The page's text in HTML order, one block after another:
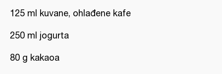
125 ml kuvane, ohlađene kafe
250 ml jogurta
80 g kakaoa